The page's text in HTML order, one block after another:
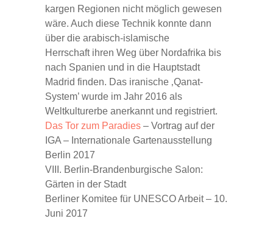
kargen Regionen nicht möglich gewesen
wäre. Auch diese Technik konnte dann
über die arabisch-islamische
Herrschaft ihren Weg über Nordafrika bis
nach Spanien und in die Hauptstadt
Madrid finden. Das iranische ‚Qanat-
System’ wurde im Jahr 2016 als
Weltkulturerbe anerkannt und registriert.
Das Tor zum Paradies – Vortrag auf der
IGA – Internationale Gartenausstellung
Berlin 2017
VIII. Berlin-Brandenburgische Salon:
Gärten in der Stadt
Berliner Komitee für UNESCO Arbeit – 10.
Juni 2017